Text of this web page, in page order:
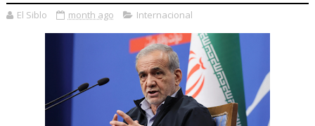
El Siblo month ago Internacional